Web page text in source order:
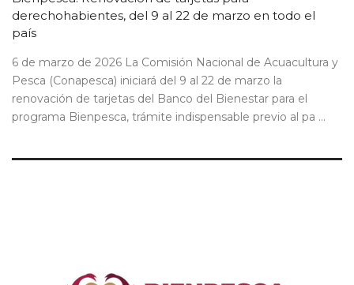
derechohabientes, del 9 al 22 de marzo en todo el
país
6 de marzo de 2026 La Comisión Nacional de Acuacultura y
Pesca (Conapesca) iniciará del 9 al 22 de marzo la
renovación de tarjetas del Banco del Bienestar para el
programa Bienpesca, trámite indispensable previo al pa ...